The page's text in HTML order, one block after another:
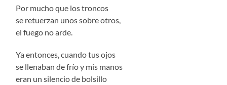
Por mucho que los troncos
se retuerzan unos sobre otros,
el fuego no arde.
Ya entonces, cuando tus ojos
se llenaban de frío y mis manos
eran un silencio de bolsillo